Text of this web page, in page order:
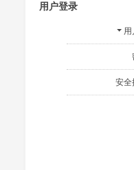
用户登录
用
安全